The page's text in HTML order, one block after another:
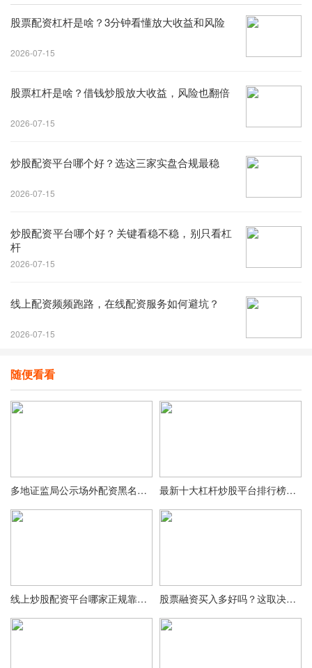
股票配资杠杆是啥？3分钟看懂放大收益和风险
2026-07-15
股票杠杆是啥？借钱炒股放大收益，风险也翻倍
2026-07-15
炒股配资平台哪个好？选这三家实盘合规最稳
2026-07-15
炒股配资平台哪个好？关键看稳不稳，别只看杠
杆
2026-07-15
线上配资频频跑路，在线配资服务如何避坑？
2026-07-15
随便看看
多地证监局公示场外配资黑名单，参与股票投资风险极大 最新十大杠杆炒股平台排行榜揭晓，轻松选适合自己的平台
线上炒股配资平台哪家正规靠谱？一篇文章讲透安全与趋势 股票融资买入多好吗？这取决于投资目的与风险承受力